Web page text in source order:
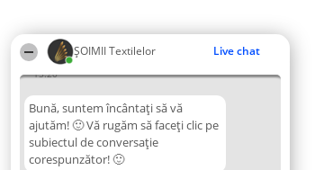
ȘOIMII Textilelor Live chat
15:20
Bună, suntem încântați să vă
ajutăm! 🙂 Vă rugăm să faceți clic pe
subiectul de conversație
corespunzător! 🙂